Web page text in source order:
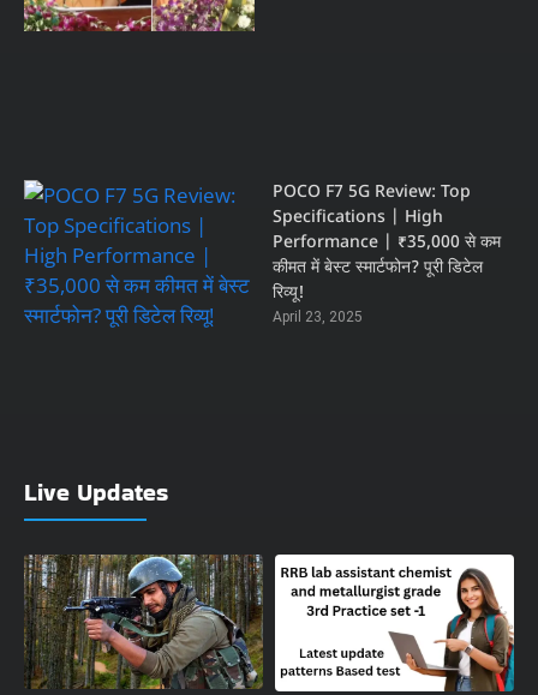
POCO F7 5G Review: Top
Specifications | High
Performance | ₹35,000 से कम
कीमत में बेस्ट स्मार्टफोन? पूरी डिटेल
रिव्यू!
April 23, 2025
Live Updates